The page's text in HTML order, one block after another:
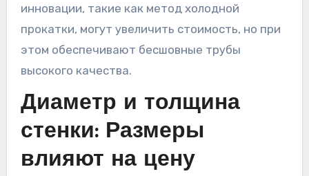
инновации, такие как метод холодной
прокатки, могут увеличить стоимость, но при
этом обеспечивают бесшовные трубы
высокого качества.
Диаметр и толщина
стенки: Размеры
влияют на цену